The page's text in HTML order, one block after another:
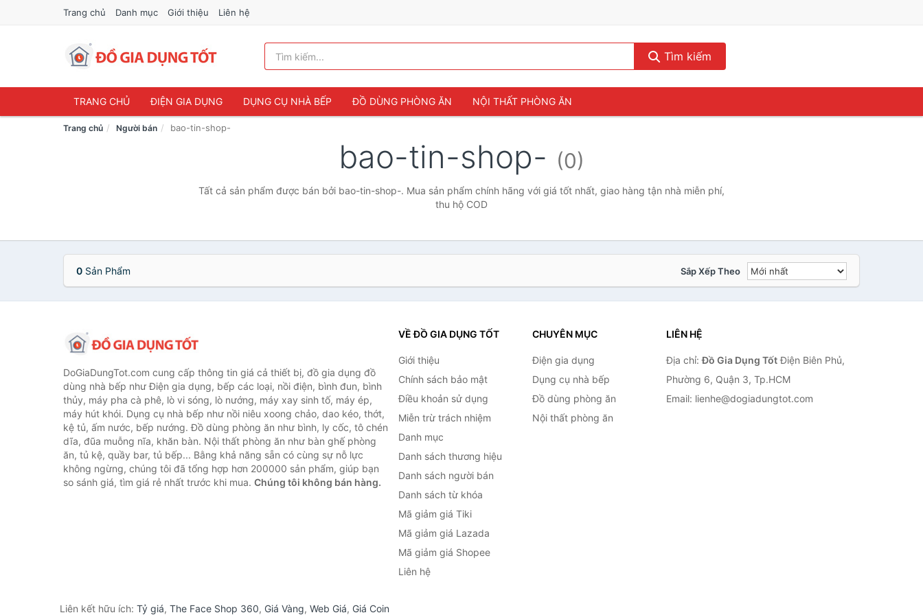
Trang chủ Danh mục Giới thiệu Liên hệ
Tìm kiếm
TRANG CHỦ ĐIỆN GIA DỤNG DỤNG CỤ NHÀ BẾP ĐỒ DÙNG PHÒNG ĂN NỘI THẤT PHÒNG ĂN
Trang chủ Người bán bao-tin-shop-
bao-tin-shop- (0)
Tất cả sản phẩm được bán bởi bao-tin-shop-. Mua sản phẩm chính hãng với giá tốt nhất, giao hàng tận nhà miễn phí,
thu hộ COD
0 Sản Phẩm Sắp Xếp Theo
DoGiaDungTot.com cung cấp thông tin giá cả thiết bị, đồ gia dụng đồ
dùng nhà bếp như Điện gia dụng, bếp các loại, nồi điện, bình đun, bình
thủy, máy pha cà phê, lò vi sóng, lò nướng, máy xay sinh tố, máy ép,
máy hút khói. Dụng cụ nhà bếp như nồi niêu xoong chảo, dao kéo, thớt,
kệ tủ, ấm nước, bếp nướng. Đồ dùng phòng ăn như bình, ly cốc, tô chén
dĩa, đũa muỗng nĩa, khăn bàn. Nội thất phòng ăn như bàn ghế phòng
ăn, tủ kệ, quầy bar, tủ bếp... Bằng khả năng sẵn có cùng sự nỗ lực
không ngừng, chúng tôi đã tổng hợp hơn 200000 sản phẩm, giúp bạn
so sánh giá, tìm giá rẻ nhất trước khi mua. Chúng tôi không bán hàng.
VỀ ĐỒ GIA DỤNG TỐT
Giới thiệu
Chính sách bảo mật
Điều khoản sử dụng
Miễn trừ trách nhiệm
Danh mục
Danh sách thương hiệu
Danh sách người bán
Danh sách từ khóa
Mã giảm giá Tiki
Mã giảm giá Lazada
Mã giảm giá Shopee
Liên hệ
CHUYÊN MỤC
Điện gia dụng
Dụng cụ nhà bếp
Đồ dùng phòng ăn
Nội thất phòng ăn
LIÊN HỆ
Địa chỉ:Đồ Gia Dụng TốtĐiện Biên Phủ,
Phường 6, Quận 3, Tp.HCM
Email: lienhe@dogiadungtot.com
Liên kết hữu ích: Tỷ giá, The Face Shop 360, Giá Vàng, Web Giá, Giá Coin